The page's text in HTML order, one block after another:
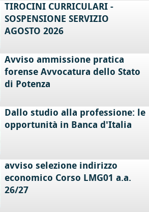
TIROCINI CURRICULARI -
SOSPENSIONE SERVIZIO
AGOSTO 2026
Avviso ammissione pratica
forense Avvocatura dello Stato
di Potenza
Dallo studio alla professione: le
opportunità in Banca d'Italia
avviso selezione indirizzo
economico Corso LMG01 a.a.
26/27